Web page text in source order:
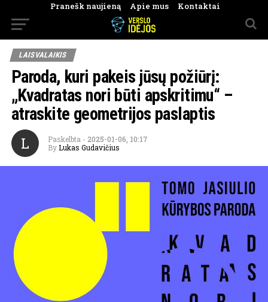
Pranešk naujieną Apie mus Kontaktai
LAISVALAIKIS
Paroda, kuri pakeis jūsų požiūrį:
„Kvadratas nori būti apskritimu“ –
atraskite geometrijos paslaptis
L Paskelbta - 2025-01-06, 10:17
By Lukas Gudavičius